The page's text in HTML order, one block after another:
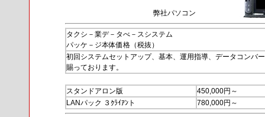
弊社パソコン
タクシ－業デ－タべ－スシステム
パッケ－ジ本体価格（税抜）
初回システムセットアップ、基本、運用指導、データコンバ
賜っております。
スタンドアロン版
450,000円～
LANパック ３ｸﾗｲｱﾝト
780,000円～